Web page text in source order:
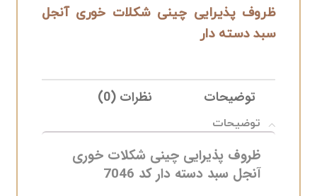
ظروف پذیرایی چینی شکلات خوری آنجل
سبد دسته دار
توضیحات نظرات (0)
توضیحات
ظروف پذیرایی چینی شکلات خوری
آنجل سبد دسته دار کد 7046